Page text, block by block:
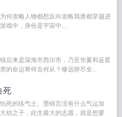
攻略人物都想反向攻略我唐都穿越进
戏中，身份是宇宙中...
后来是深海市西尔市，乃至华夏和蓝星
的命运将何去何从？修远拼尽全...
死
死的练气士。墨锦言没有什么气运加
劫之子，此生最大的志愿，就是想要